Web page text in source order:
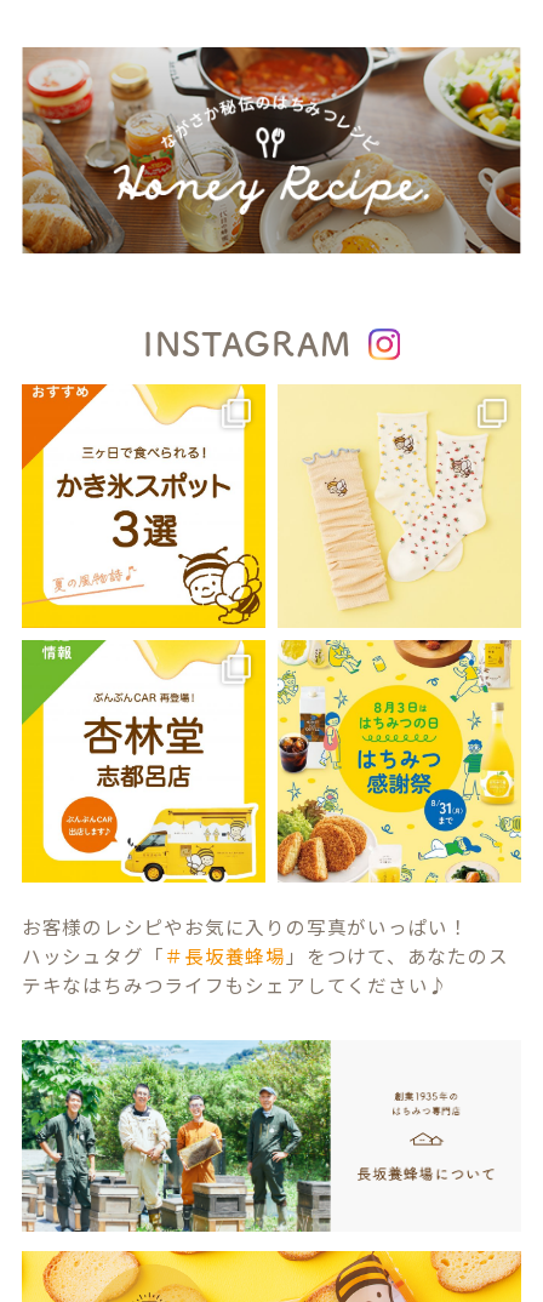
INSTAGRAM
お客様のレシピやお気に入りの写真がいっぱい！
ハッシュタグ「＃長坂養蜂場 」をつけて、あなたのス
テキなはちみつライフもシェアしてください♪